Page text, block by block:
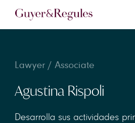
Lawyer / Associate
Agustina Rispoli
Desarrolla sus actividades